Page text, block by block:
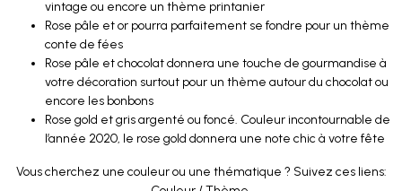
vintage ou encore un thème printanier
Rose pâle et or pourra parfaitement se fondre pour un thème
conte de fées
Rose pâle et chocolat donnera une touche de gourmandise à
votre décoration surtout pour un thème autour du chocolat ou
encore les bonbons
Rose gold et gris argenté ou foncé. Couleur incontournable de
l’année 2020, le rose gold donnera une note chic à votre fête
Vous cherchez une couleur ou une thématique ? Suivez ces liens: